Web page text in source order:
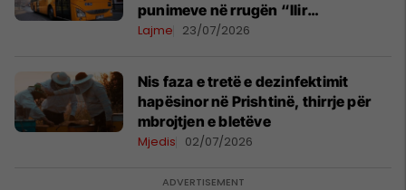
punimeve në rrugën “Ilir
Konushevci”
Lajme 23/07/2026
Nis faza e tretë e dezinfektimit
hapësinor në Prishtinë, thirrje për
mbrojtjen e bletëve
Mjedis 02/07/2026